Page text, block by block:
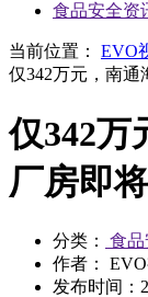
食品安全资
当前位置： EVO
仅342万元，南通
仅342万
厂房即
分类：
食
作者：
发布时间：